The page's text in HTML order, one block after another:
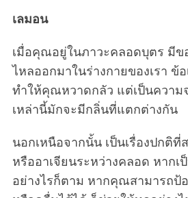
เลมอน
เมื่อคุณอยู่ในภาวะคลอดบุตร มีข
ไหลออกมาในร่างกายของเรา ข้
ทำให้คุณหวาดกลัว แต่เป็นความ
เหล่านี้มักจะมีกลิ่นที่แตกต่างกัน
นอกเหนือจากนั้น เป็นเรื่องปกติที่
หรืออาเจียนระหว่างคลอด หากเ
อย่างไรก็ตาม หากคุณสามารถป้